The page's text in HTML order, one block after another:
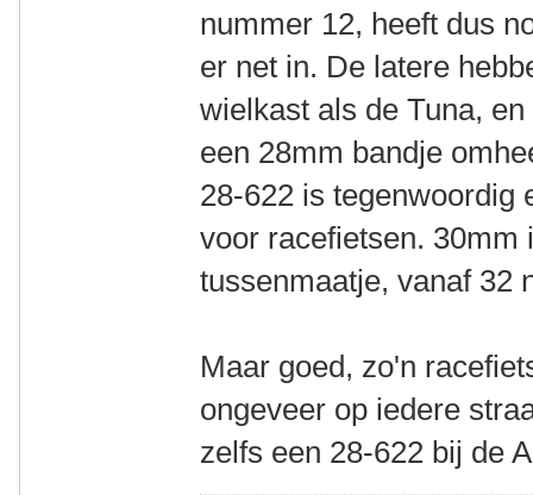
nummer 12, heeft dus
er net in. De latere
wielkast als de Tuna,
een 28mm bandje
28-622 is tegenwoordig
voor racefietsen. 30mm
tussenmaatje, vanaf 32
Maar goed, zo'n
ongeveer op iedere
zelfs een 28-622 bij de